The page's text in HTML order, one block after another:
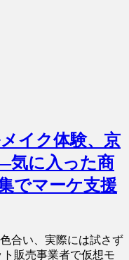
イク体験、京
気に入った商
でマーケ支援
合い、実際には試さず
販売事業者で仮想モ